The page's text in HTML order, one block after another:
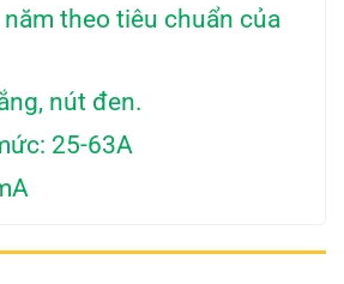
năm theo tiêu chuẩn của
nút đen.
25-63A